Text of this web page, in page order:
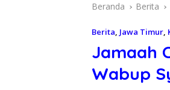
Beranda Berita
Berita, Jawa Timur,
Jamaah
Wabup